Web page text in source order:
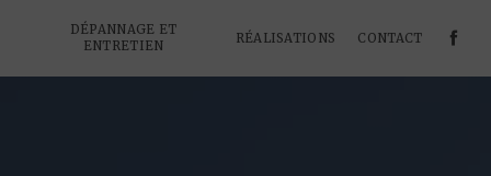
DÉPANNAGE ET
ENTRETIEN
RÉALISATIONS CONTACT